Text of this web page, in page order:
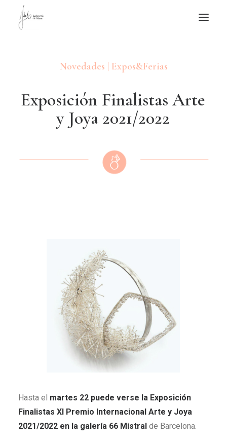
APUNTES
Novedades | Expos&Ferias
Exposición Finalistas Arte
y Joya 2021/2022
Hasta el martes 22 puede verse la Exposición
Finalistas XI Premio Internacional Arte y Joya
2021/2022 en la galería 66 Mistral de Barcelona.